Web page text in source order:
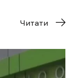
Читати